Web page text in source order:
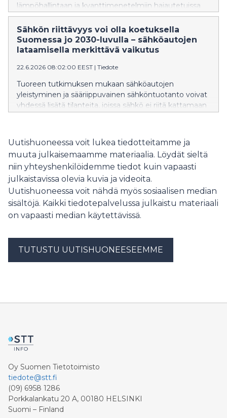
lämpöhallintaan ja kvanttimenetelmiin hajautetuissa
verkoissa.
Sähkön riittävyys voi olla koetuksella
Suomessa jo 2030-​luvulla – sähköautojen
lataamisella merkittävä vaikutus
22.6.2026 08:02:00 EEST | Tiedote
Tuoreen tutkimuksen mukaan sähköautojen
yleistyminen ja sääriippuvainen sähköntuotanto voivat
yhdessä lisätä tilanteita, joissa sähkö ei riitä kattamaan
talvella.
Uutishuoneessa voit lukea tiedotteitamme ja
muuta julkaisemaamme materiaalia. Löydät sieltä
niin yhteyshenkilöidemme tiedot kuin vapaasti
julkaistavissa olevia kuvia ja videoita.
Uutishuoneessa voit nähdä myös sosiaalisen median
sisältöjä. Kaikki tiedotepalvelussa julkaistu materiaali
on vapaasti median käytettävissä.
TUTUSTU UUTISHUONEESEEMME
Oy Suomen Tietotoimisto
tiedote@stt.fi
(09) 6958 1286
Porkkalankatu 20 A, 00180 HELSINKI
Suomi – Finland